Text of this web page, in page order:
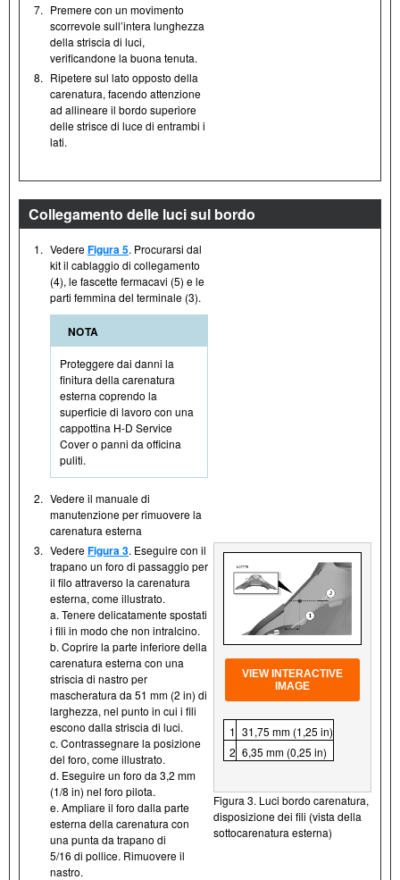
7. Premere con un movimento
scorrevole sull’intera lunghezza
della striscia di luci,
verificandone la buona tenuta.
8. Ripetere sul lato opposto della
carenatura, facendo attenzione
ad allineare il bordo superiore
delle strisce di luce di entrambi i
lati.
Collegamento delle luci sul bordo
1. VedereFigura 5. Procurarsi dal
kit il cablaggio di collegamento
(4), le fascette fermacavi (5) e le
parti femmina del terminale (3).
NOTA
Proteggere dai danni la
finitura della carenatura
esterna coprendo la
superficie di lavoro con una
cappottina H- D Service
Cover o panni da officina
puliti.
2. Vedere il manuale di
manutenzione per rimuovere la
carenatura esterna
3. VedereFigura 3. Eseguire con il
trapano un foro di passaggio per
il filo attraverso la carenatura
esterna, come illustrato.
a. Tenere delicatamente spostati
i fili in modo che non intralcino.
b. Coprire la parte inferiore della
carenatura esterna con una
striscia di nastro per
mascheratura da 51 mm (2 in) di
larghezza, nel punto in cui i fili
escono dalla striscia di luci.
c. Contrassegnare la posizione
del foro, come illustrato.
d. Eseguire un foro da 3,2 mm
(1/8 in) nel foro pilota.
e. Ampliare il foro dalla parte
esterna della carenatura con
una punta da trapano di
5/16 di pollice. Rimuovere il
nastro.
VIEW INTERACTIVE
IMAGE
1 31,75 mm (1,25 in)
2 6,35 mm (0,25 in)
Figura 3. Luci bordo carenatura,
disposizione dei fili (vista della
sottocarenatura esterna)